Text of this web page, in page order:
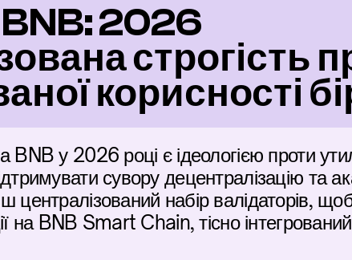
2026
строгість
корисності
у 2026 році є ідеологією проти
сувору децентралізацію та
централізований набір валідаторів,
на BNB Smart Chain, тісно